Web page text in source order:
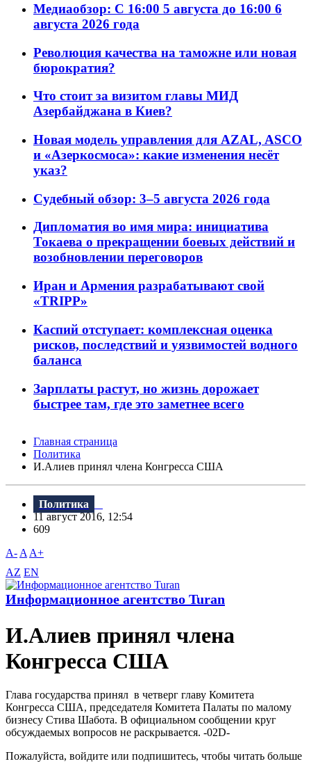
Медиаобзор: С 16:00 5 августа до 16:00 6
августа 2026 года
Революция качества на таможне или новая
бюрократия?
Что стоит за визитом главы МИД
Азербайджана в Киев?
Новая модель управления для AZAL, ASCO
и «Азеркосмоса»: какие изменения несёт
указ?
Судебный обзор: 3–5 августа 2026 года
Дипломатия во имя мира: инициатива
Токаева о прекращении боевых действий и
возобновлении переговоров
Иран и Армения разрабатывают свой
«TRIPP»
Каспий отступает: комплексная оценка
рисков, последствий и уязвимостей водного
баланса
Зарплаты растут, но жизнь дорожает
быстрее там, где это заметнее всего
Главная страница
Политика
И.Алиев принял члена Конгресса США
Политика
11 август 2016, 12:54
609
A- A A+
AZ EN
Информационное агентство Turan
И.Алиев принял члена
Конгресса США
Глава государства принял в четверг главу Комитета
Конгресса США, председателя Комитета Палаты по малому
бизнесу Стива Шабота. В официальном сообщении круг
обсуждаемых вопросов не раскрывается. -02D-
Пожалуйста, войдите или подпишитесь, чтобы читать больше